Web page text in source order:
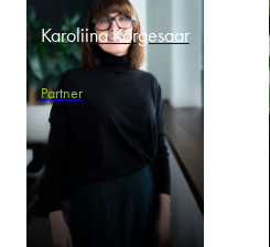
Karoliina Kőrgesaar
Partner